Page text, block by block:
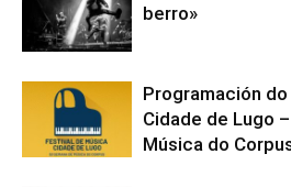
berro»
Programación
Cidade de Lugo
Música do